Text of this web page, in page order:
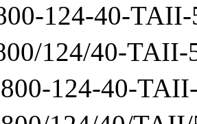
124-40-ТАII-
124/40-ТАII-
124-40-ТАII-